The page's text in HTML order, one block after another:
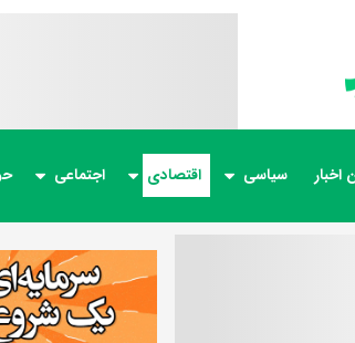
اخبار سیاسی اقتصادی اجتماعی